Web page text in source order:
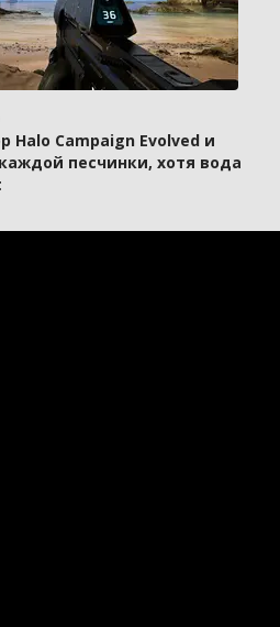
Halo Campaign Evolved и
песчинки, хотя вода